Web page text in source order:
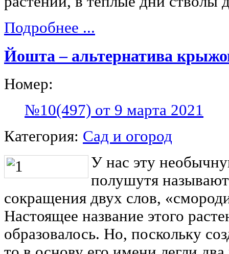
Подробнее ...
Йошта – альтернатива
Номер:
№10(497) от 9 марта 2021
Категория: Сад и огород
У нас эту
полушутя
сокращения двух слов,
Настоящее название этого
образовалось. Но, поскольку